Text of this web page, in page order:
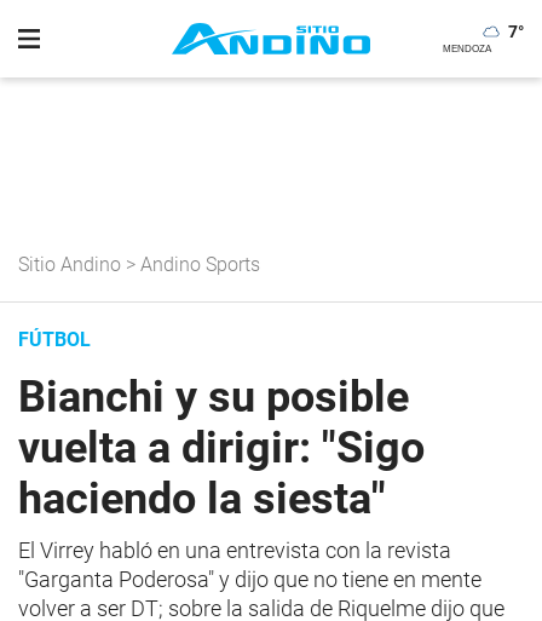
7°
Sitio Andino > Andino Sports
FÚTBOL
Bianchi y su posible
vuelta a dirigir: "Sigo
haciendo la siesta"
El Virrey habló en una entrevista con la revista
"Garganta Poderosa" y dijo que no tiene en mente
volver a ser DT; sobre la salida de Riquelme dijo que